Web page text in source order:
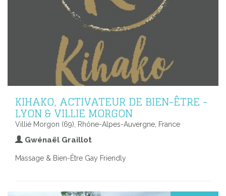
KIHAKO, ACTIVATEUR DE BIEN-ÊTRE -
LYON & VILLIE MORGON
Villié Morgon (69), Rhône-Alpes-Auvergne, France
Gwénaël Graillot
Massage & Bien-Être Gay Friendly